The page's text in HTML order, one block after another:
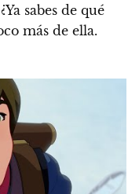
sabes de qué
más de ella.